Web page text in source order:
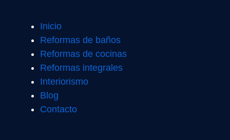
Inicio
Reformas de baños
Reformas de cocinas
Reformas integrales
Interiorismo
Blog
Contacto